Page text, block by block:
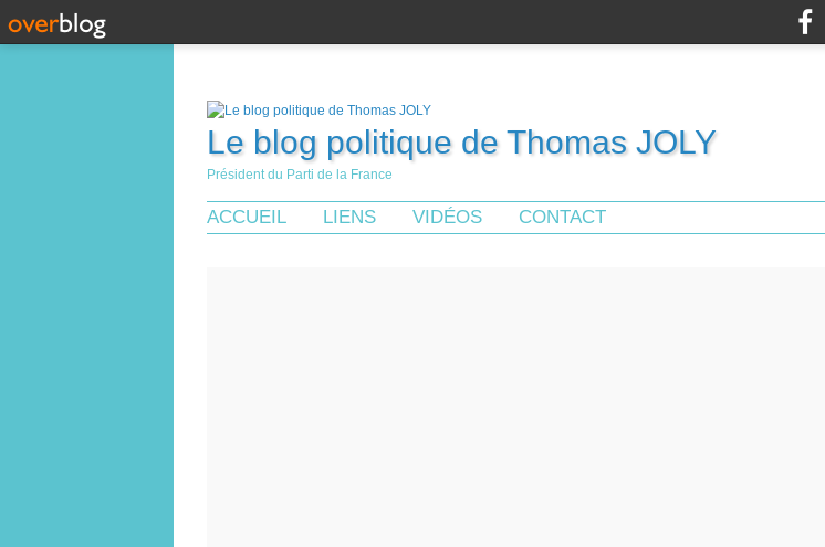
Le blog politique de Thomas JOLY
Président du Parti de la France
ACCUEIL LIENS VIDÉOS CONTACT